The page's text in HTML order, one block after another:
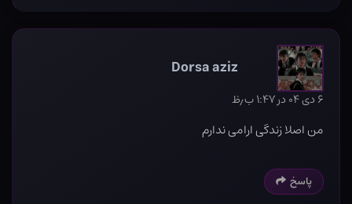
Dorsa aziz
من اصلا زندگی ارامی ندارم
پاسخ